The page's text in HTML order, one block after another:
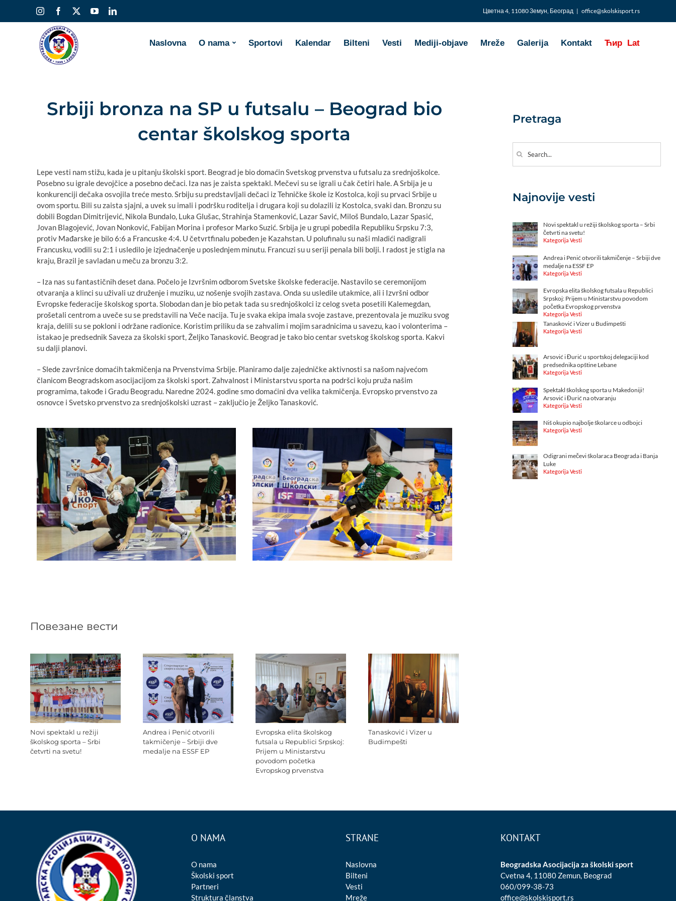
InstagramFacebook YouTubeLinkedIn Цветна 4, 11080 Земун, Београд | office@skolskisport.rs
Naslovna O nama Sportovi Kalendar Bilteni Vesti Mediji-objave Mreže Galerija Kontakt Ћир Lat
Srbiji bronza na SP u futsalu – Beograd bio
centar školskog sporta
Lepe vesti nam stižu, kada je u pitanju školski sport. Beograd je bio domaćin Svetskog prvenstva u futsalu za srednjoškolce.
Posebno su igrale devojčice a posebno dečaci. Iza nas je zaista spektakl. Mečevi su se igrali u čak četiri hale. A Srbija je u
konkurenciji dečaka osvojila treće mesto. Srbiju su predstavljali dečaci iz Tehničke škole iz Kostolca, koji su prvaci Srbije u
ovom sportu. Bili su zaista sjajni, a uvek su imali i podršku roditelja i drugara koji su dolazili iz Kostolca, svaki dan. Bronzu su
dobili Bogdan Dimitrijević, Nikola Bundalo, Luka Glušac, Strahinja Stamenković, Lazar Savić, Miloš Bundalo, Lazar Spasić,
Jovan Blagojević, Jovan Nonković, Fabijan Morina i profesor Marko Suzić. Srbija je u grupi pobedila Republiku Srpsku 7:3,
protiv Mađarske je bilo 6:6 a Francuske 4:4. U četvrtfinalu pobeđen je Kazahstan. U polufinalu su naši mladići nadigrali
Francusku, vodili su 2:1 i usledilo je izjednačenje u poslednjem minutu. Francuzi su u seriji penala bili bolji. I radost je stigla na
kraju, Brazil je savladan u meču za bronzu 3:2.
– Iza nas su fantastičnih deset dana. Počelo je Izvršnim odborom Svetske školske federacije. Nastavilo se ceremonijom
otvaranja a klinci su uživali uz druženje i muziku, uz nošenje svojih zastava. Onda su usledile utakmice, ali i Izvršni odbor
Evropske federacije školskog sporta. Slobodan dan je bio petak tada su srednjoškolci iz celog sveta posetili Kalemegdan,
prošetali centrom a uveče su se predstavili na Veče nacija. Tu je svaka ekipa imala svoje zastave, prezentovala je muziku svog
kraja, delili su se pokloni i održane radionice. Koristim priliku da se zahvalim i mojim saradnicima u savezu, kao i volonterima –
istakao je predsednik Saveza za školski sport, Željko Tanasković. Beograd je tako bio centar svetskog školskog sporta. Kakvi
su dalji planovi.
– Slede završnice domaćih takmičenja na Prvenstvima Srbije. Planiramo dalje zajedničke aktivnosti sa našom najvećom
članicom Beogradskom asocijacijom za školski sport. Zahvalnost i Ministarstvu sporta na podršci koju pruža našim
programima, takođe i Gradu Beogradu. Naredne 2024. godine smo domaćini dva velika takmičenja. Evropsko prvenstvo za
osnovce i Svetsko prvenstvo za srednjoškolski uzrast – zaključio je Željko Tanasković.
Повезане вести
Novi spektakl u režiji
školskog sporta – Srbi
četvrti na svetu!
Andrea i Penić otvorili
takmičenje – Srbiji dve
medalje na ESSF EP
Evropska elita školskog
futsala u Republici Srpskoj:
Prijem u Ministarstvu
povodom početka
Evropskog prvenstva
Tanasković i Vizer u
Budimpešti
Pretraga
for:
Najnovije vesti
Novi spektakl u režiji školskog sporta – Srbi
četvrti na svetu!
Kategorija Vesti
Andrea i Penić otvorili takmičenje – Srbiji dve
medalje na ESSF EP
Kategorija Vesti
Evropska elita školskog futsala u Republici
Srpskoj: Prijem u Ministarstvu povodom
početka Evropskog prvenstva
Kategorija Vesti
Tanasković i Vizer u Budimpešti
Kategorija Vesti
Arsović i Đurić u sportskoj delegaciji kod
predsednika opštine Lebane
Kategorija Vesti
Spektakl školskog sporta u Makedoniji!
Arsović i Đurić na otvaranju
Kategorija Vesti
Niš okupio najbolje školarce u odbojci
Kategorija Vesti
Odigrani mečevi školaraca Beograda i Banja
Luke
Kategorija Vesti
O NAMA
O nama
Školski sport
Partneri
Struktura članstva
STRANE
Naslovna
Bilteni
Vesti
Mreže
KONTAKT
Beogradska Asocijacija za školski sport
Cvetna 4, 11080 Zemun, Beograd
060/099-38-73
office@skolskisport.rs